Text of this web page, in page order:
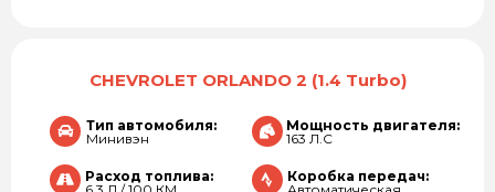
CHEVROLET ORLANDO 2 (1.4 Turbo)
Тип автомобиля:
Минивэн
Мощность двигателя:
163 Л.С
Расход топлива:
Коробка передач: